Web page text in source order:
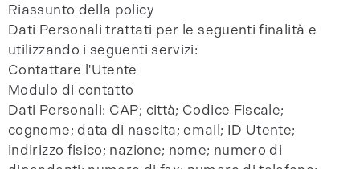
Riassunto della policy
Dati Personali trattati per le seguenti finalità e
utilizzando i seguenti servizi:
Contattare l'Utente
Modulo di contatto
Dati Personali: CAP; città; Codice Fiscale;
cognome; data di nascita; email; ID Utente;
indirizzo fisico; nazione; nome; numero di